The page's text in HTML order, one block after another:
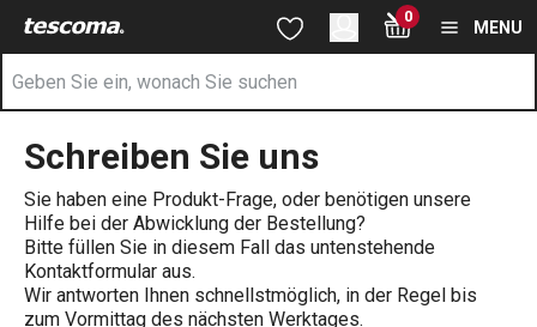
Sie befinden sich auf der TESCOMA Online Shop | TESCOMA
Zum Hauptinhalt springen
Zur Suche springen
Zur Navigation springen 0
MENU
Schreiben Sie uns
Sie haben eine Produkt-Frage, oder benötigen unsere
Hilfe bei der Abwicklung der Bestellung?
Bitte füllen Sie in diesem Fall das untenstehende
Kontaktformular aus.
Wir antworten Ihnen schnellstmöglich, in der Regel bis
zum Vormittag des nächsten Werktages.